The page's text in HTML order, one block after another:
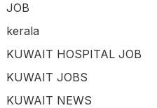
JOB
kerala
KUWAIT HOSPITAL JOB
KUWAIT JOBS
KUWAIT NEWS